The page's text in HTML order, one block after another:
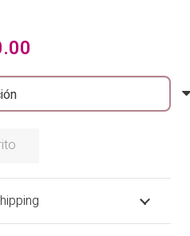
precio
actual